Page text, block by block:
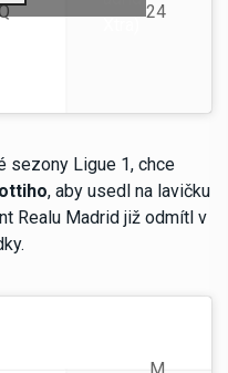
24
sezony Ligue 1, chce
, aby usedl na lavičku
Realu Madrid již odmítl v